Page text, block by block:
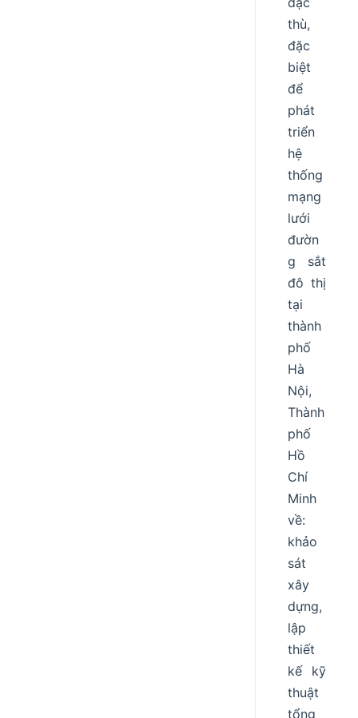
thù,
đặc
biệt
để
phát
triển
hệ
thống
mạng
lưới
đườn
g sắt
đô thị
tại
thành
phố
Hà
Nội,
Thành
phố
Hồ
Chí
Minh
về:
khảo
sát
xây
dựng,
lập
thiết
kế kỹ
thuật
tổng